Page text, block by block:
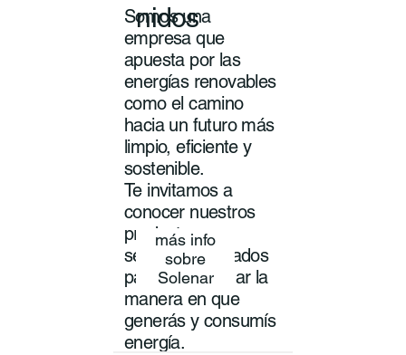
nidos
Somos una
empresa que
apuesta por las
energías renovables
como el camino
hacia un futuro más
limpio, eficiente y
sostenible.
Te invitamos a
conocer nuestros
productos y
servicios pensados
para transformar la
manera en que
generás y consumís
energía.
más info
sobre
Solenar